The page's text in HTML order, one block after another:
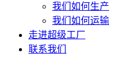
我们如何生产
我们如何运输
走进超级工厂
联系我们